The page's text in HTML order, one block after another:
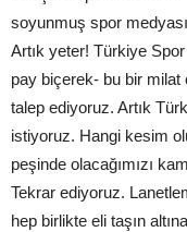
soyunmuş spor
Artık yeter! Türkiye
pay biçerek- bu bir milat
talep ediyoruz. Artık
istiyoruz. Hangi kesim
peşinde olacağımızı
Tekrar ediyoruz.
hep birlikte eli taşın